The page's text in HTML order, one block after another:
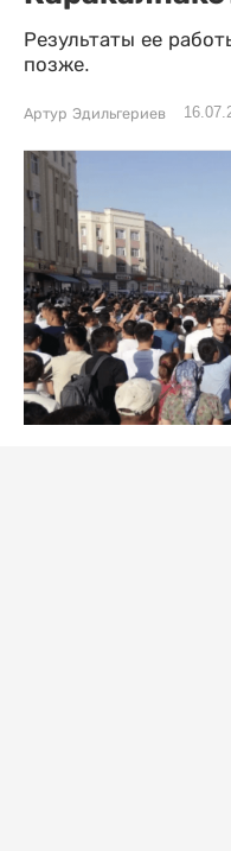
Результаты ее
позже.
Артур Эдильгериев